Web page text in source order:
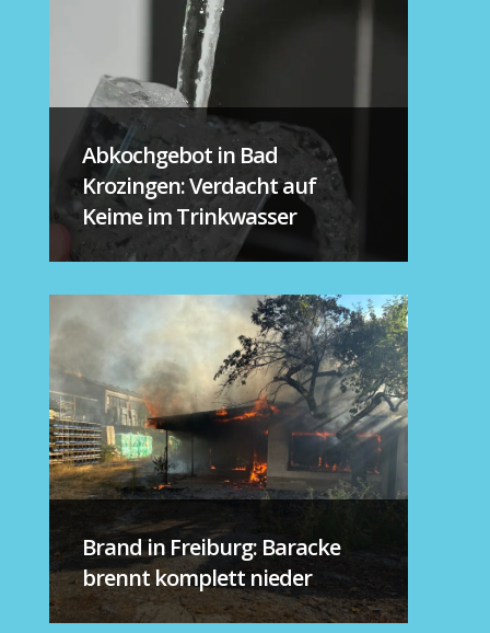
Abkochgebot in Bad
Krozingen: Verdacht auf
Keime im Trinkwasser
Brand in Freiburg: Baracke
brennt komplett nieder